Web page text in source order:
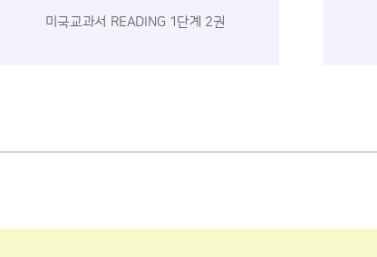
미국교과서 READING 1단계 2권